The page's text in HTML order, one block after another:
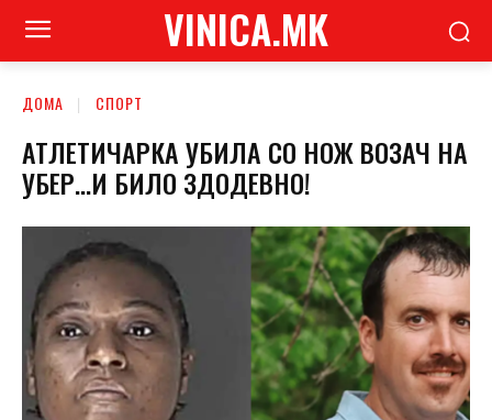
VINICA.MK
ДОМА СПОРТ
АТЛЕТИЧАРКА УБИЛА СО НОЖ ВОЗАЧ НА
УБЕР…И БИЛО ЗДОДЕВНО!